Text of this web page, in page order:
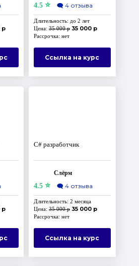
р
4.5 ⭐ 🗨️ 4 отзыва
Длительность: до 2 лет
Цена: 35 000 р 35 000 р
Рассрочка: нет
Ссылка на курс
р
C# разработчик
Слёрм
4.5 ⭐ 🗨️ 4 отзыва
Длительность: 2 месяца
Цена: 35 000 р 35 000 р
Рассрочка: нет
Ссылка на курс